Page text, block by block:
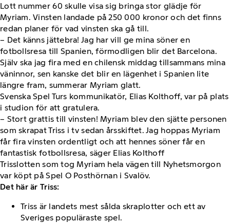
Lott nummer 60 skulle visa sig bringa stor glädje för
Myriam. Vinsten landade på 250 000 kronor och det finns
redan planer för vad vinsten ska gå till.
– Det känns jättebra! Jag har vill ge mina söner en
fotbollsresa till Spanien, förmodligen blir det Barcelona.
Själv ska jag fira med en chilensk middag tillsammans mina
väninnor, sen kanske det blir en lägenhet i Spanien lite
längre fram, summerar Myriam glatt.
Svenska Spel Turs kommunikatör, Elias Kolthoff, var på plats
i studion för att gratulera.
– Stort grattis till vinsten! Myriam blev den sjätte personen
som skrapat Triss i tv sedan årsskiftet. Jag hoppas Myriam
får fira vinsten ordentligt och att hennes söner får en
fantastisk fotbollsresa, säger Elias Kolthoff
Trisslotten som tog Myriam hela vägen till Nyhetsmorgon
var köpt på Spel O Posthörnan i Svalöv.
Det här är Triss:
Triss är landets mest sålda skraplotter och ett av
Sveriges populäraste spel.